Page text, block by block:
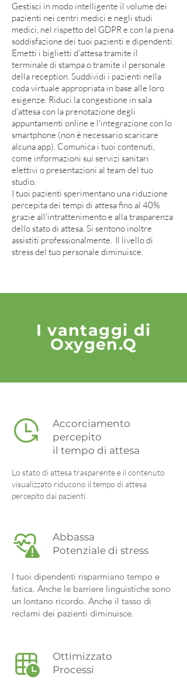
Gestisci in modo intelligente il volume dei
pazienti nei centri medici e negli studi
medici, nel rispetto del GDPR e con la piena
soddisfazione dei tuoi pazienti e dipendenti.
Emetti i biglietti d'attesa tramite il
terminale di stampa o tramite il personale
della reception. Suddividi i pazienti nella
coda virtuale appropriata in base alle loro
esigenze. Riduci la congestione in sala
d'attesa con la prenotazione degli
appuntamenti online e l'integrazione con lo
smartphone (non è necessario scaricare
alcuna app). Comunica i tuoi contenuti,
come informazioni sui servizi sanitari
elettivi o presentazioni al team del tuo
studio.
I tuoi pazienti sperimentano una riduzione
percepita dei tempi di attesa fino al 40%
grazie all'intrattenimento e alla trasparenza
dello stato di attesa. Si sentono inoltre
assistiti professionalmente. Il livello di
stress del tuo personale diminuisce.
I vantaggi di
Oxygen.Q
Accorciamento
percepito
il tempo di attesa
Lo stato di attesa trasparente e il contenuto
visualizzato riducono il tempo di attesa
percepito dai pazienti.
Abbassa
Potenziale di stress
I tuoi dipendenti risparmiano tempo e
fatica. Anche le barriere linguistiche sono
un lontano ricordo. Anche il tasso di
reclami dei pazienti diminuisce.
Ottimizzato
Processi